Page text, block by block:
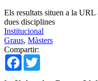
Els resultats situen a la
dues disciplines
Institucional
Graus, Màsters
Compartir:
Facebook